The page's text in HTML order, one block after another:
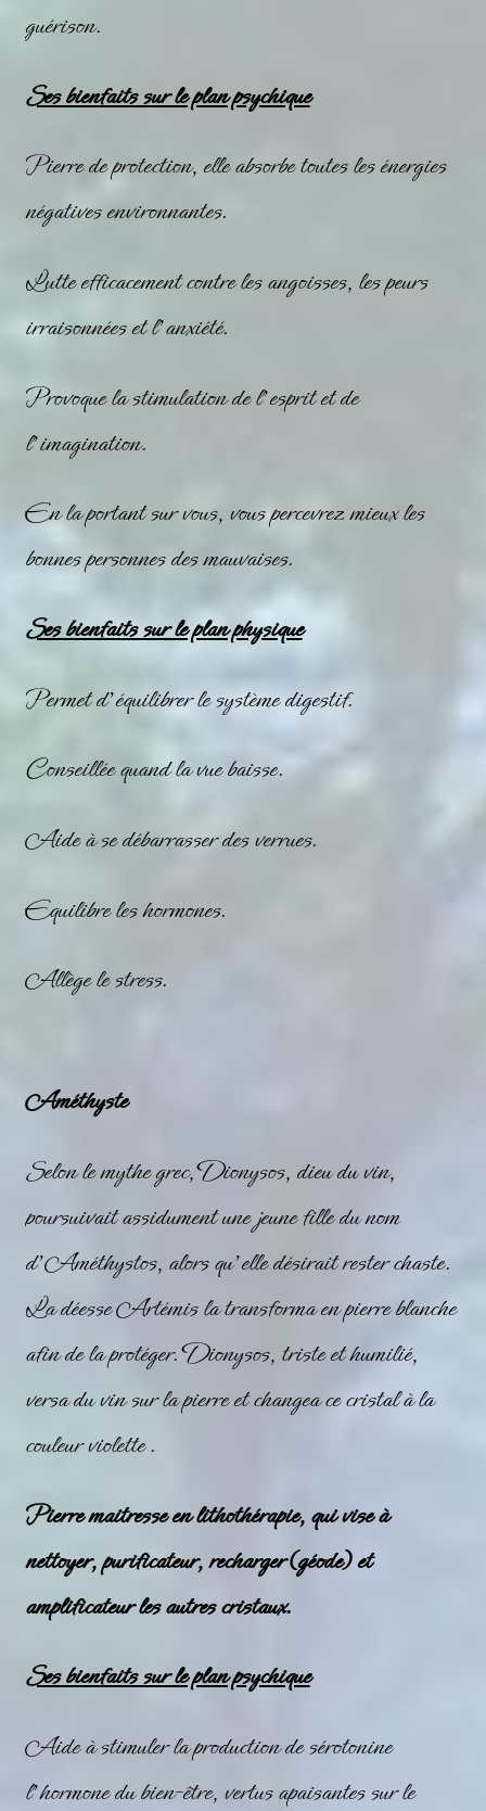
guérison.
Ses bienfaits sur le plan psychique
Pierre de protection, elle absorbe toutes les énergies
négatives environnantes.
Lutte efficacement contre les angoisses, les peurs
irraisonnées et l’anxiété.
Provoque la stimulation de l’esprit et de
l’imagination.
En la portant sur vous, vous percevrez mieux les
bonnes personnes des mauvaises.
Ses bienfaits sur le plan physique
Permet d’équilibrer le système digestif.
Conseillée quand la vue baisse.
Aide à se débarrasser des verrues.
Equilibre les hormones.
Allège le stress.
Améthyste
Selon le mythe grec, Dionysos, dieu du vin,
poursuivait assidument une jeune fille du nom
d’Améthystos, alors qu’elle désirait rester chaste.
La déesse Artémis la transforma en pierre blanche
afin de la protéger. Dionysos, triste et humilié,
versa du vin sur la pierre et changea ce cristal à la
couleurviolette.
Pierre maitresse en lithothérapie, qui vise à
nettoyer, purificateur, recharger (géode) et
amplificateur les autres cristaux.
Ses bienfaits sur le plan psychique
Aide à stimuler la production de sérotonine
l’hormone du bien-être, vertus apaisantes sur le